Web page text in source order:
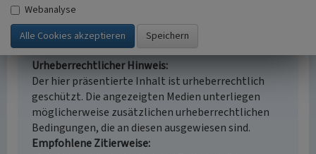
Empfohlene Zitierweise
Urheberrechtlicher Hinweis
Der hier präsentierte Inhalt ist urheberrechtlich
geschützt. Die angezeigten Medien unterliegen
möglicherweise zusätzlichen urheberrechtlichen
Bedingungen, die an diesen ausgewiesen sind.
Empfohlene Zitierweise
Webanalyse